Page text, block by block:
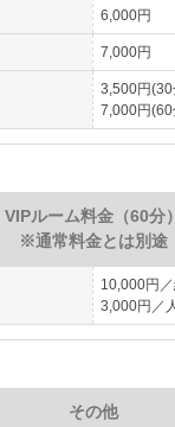
6,000円
7,000円
3,500円(30
7,000円(60
VIPルーム料金（60分）
※通常料金とは別途
10,000円
3,000円／
その他